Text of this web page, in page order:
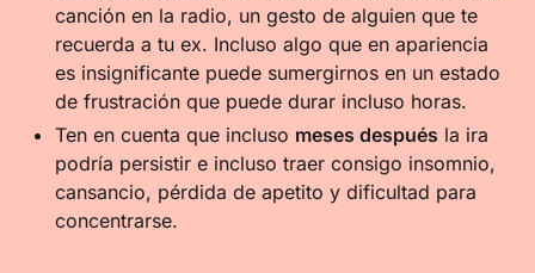
canción en la radio, un gesto de alguien que te
recuerda a tu ex. Incluso algo que en apariencia
es insignificante puede sumergirnos en un estado
de frustración que puede durar incluso horas.
Ten en cuenta que incluso meses después la ira
podría persistir e incluso traer consigo insomnio,
cansancio, pérdida de apetito y dificultad para
concentrarse.